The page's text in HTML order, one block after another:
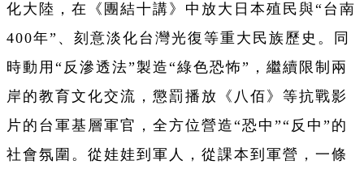
化大陸，在《團結十講》中放大日本殖民與“台南
400年”、刻意淡化台灣光復等重大民族歷史。同
時動用“反滲透法”製造“綠色恐怖”，繼續限制兩
岸的教育文化交流，懲罰播放《八佰》等抗戰影
片的台軍基層軍官，全方位營造“恐中”“反中”的
社會氛圍。從娃娃到軍人，從課本到軍營，一條